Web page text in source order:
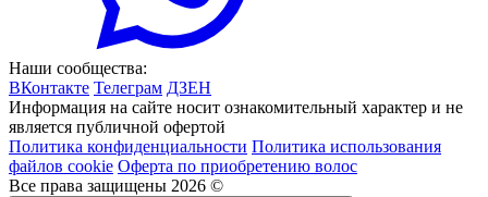
Наши сообщества:
ВКонтакте Телеграм ДЗЕН
Информация на сайте носит ознакомительный характер и не
является публичной офертой
Политика конфиденциальности Политика использования
файлов cookie Оферта по приобретению волос
Все права защищены 2026 ©